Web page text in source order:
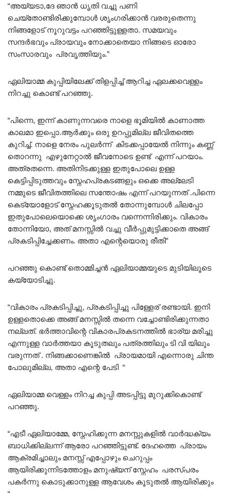
“അയ്യടാ,ദേ ഞാൻ ധൃതി വച്ചു പണി
ചെയ്തോണ്ടിരിക്കുമ്പോൾ ശൃംഗരിക്കാൻ വരരുതെന്നു
നിങ്ങളോട് നൂറുവട്ടം പറഞ്ഞിട്ടുള്ളതാ. സമയവും
സന്ദർഭവും പ്രായവും നോക്കാതെയാ നിങ്ങടെ ഓരോ
സംസാരവും പ്രവൃത്തിയും.”
ഏലിയാമ്മ കുപ്പിയിലേക്ക് തിളപ്പിച്ച്‌ ആറിച്ച ഏലക്കവെള്ളം
നിറച്ചു കൊണ്ട് പറഞ്ഞു.
“പിന്നെ, ഇന്ന് കാണുന്നവരെ നാളെ ഭൂമിയിൽ കാണാത്ത
കാലമാ ഇപ്പൊ.ആർക്കും ഒരു ഉറപ്പുമില്ല ജീവിതത്തെ
കുറിച്ച്. നാളെ നേരം പുലർന്ന് കിടക്കപ്പായേൽ നിന്നും കണ്ണ്
തൊറന്നു എഴുനേറ്റാൽ ജീവനോടെ ഉണ്ട് എന്ന് പറയാം.
അത്രതന്നെ. അതിനിടക്കുള്ള ഇതുപോലെ ഉള്ള
കെട്ടിപ്പിടുത്തവും സ്നേഹപ്രകടങ്ങളും ഒക്കെ അല്ലേടി
നമ്മുടെ ജീവിതത്തിലെ സന്തോഷം എന്ന് പറയുന്നത് .പിന്നെ
കെട്യോളോട് സ്നേഹക്കൂടുതൽ തോന്നുമ്പോൾ ചിലപ്പോ
ഇതുപോലെയൊക്കെ ശൃംഗാരം വന്നെന്നിരിക്കും. വികാരം
തോന്നിയോ, അത് മനസ്സിൽ വച്ചു വീർപ്പുമുട്ടിക്കാതെ അങ്ങ്
പ്രകടിപ്പിച്ചേക്കണം. അതാ എന്റെയൊരു രീതി”
പറഞ്ഞു കൊണ്ട് തൊമ്മിച്ചൻ ഏലിയാമ്മയുടെ മുടിയിലൂടെ
കയ്യോടിച്ചു.
“വികാരം പ്രകടിപ്പിച്ചു, പ്രകടിപ്പിച്ചു പിള്ളേര് രണ്ടായി. ഇനി
ഉള്ളതൊക്കെ അങ്ങ് മനസ്സിൽ തന്നെ വച്ചോണ്ടിരിക്കുന്നതാ
നല്ലത്. ഭർത്താവിന്റെ വികാരപ്രകടനത്തിൽ ഭാര്യ മരിച്ചു
എന്നുള്ള വാർത്തയാ കൂടുതലും പത്രത്തിലും ടി വി യിലും
വരുന്നത് . നിങ്ങക്കാണെങ്കിൽ പ്രായമായി എന്നൊരു ചിന്ത
പോലുമില്ല, അതാ എന്റെ പേടി “
ഏലിയാമ്മ വെള്ളം നിറച്ച കുപ്പി അടപ്പിട്ടു മുറുക്കികൊണ്ട്
പറഞ്ഞു.
“എടീ ഏലിയാമ്മേ, സ്നേഹിക്കുന്ന മനസ്സുകളിൽ വാർദ്ധക്യം
ബാധിക്കില്ലന്ന് ആരോ പറഞ്ഞിട്ടുണ്ട്. ദേഹത്തെ പ്രായം
ആക്രമിച്ചാലും മനസ്സ് എപ്പോഴും ചെറുപ്പം
ആയിരിക്കുന്നിടത്തോളം മനുഷ്യന് സ്നേഹം പരസ്പരം
പകർന്നു കൊടുക്കാനുള്ള ആവേശം കൂടുതൽ ആയിരിക്കും
“